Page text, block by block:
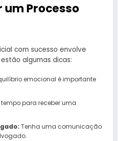
um Processo
com sucesso envolve
algumas dicas:
emocional é importante
tempo para receber uma
Tenha uma comunicação